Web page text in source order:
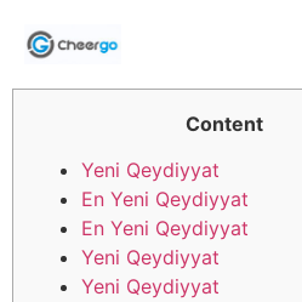
Content
Yeni Qeydiyyat
En Yeni Qeydiyyat
En Yeni Qeydiyyat
Yeni Qeydiyyat
Yeni Qeydiyyat